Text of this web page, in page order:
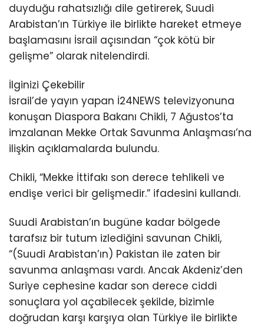
duyduğu rahatsızlığı dile getirerek, Suudi
Arabistan’ın Türkiye ile birlikte hareket etmeye
başlamasını İsrail açısından “çok kötü bir
gelişme” olarak nitelendirdi.
İlginizi Çekebilir
İsrail’de yayın yapan İ24NEWS televizyonuna
konuşan Diaspora Bakanı Chikli, 7 Ağustos’ta
imzalanan Mekke Ortak Savunma Anlaşması’na
ilişkin açıklamalarda bulundu.
Chikli, “Mekke İttifakı son derece tehlikeli ve
endişe verici bir gelişmedir.” ifadesini kullandı.
Suudi Arabistan’ın bugüne kadar bölgede
tarafsız bir tutum izlediğini savunan Chikli,
“(Suudi Arabistan’ın) Pakistan ile zaten bir
savunma anlaşması vardı. Ancak Akdeniz’den
Suriye cephesine kadar son derece ciddi
sonuçlara yol açabilecek şekilde, bizimle
doğrudan karşı karşıya olan Türkiye ile birlikte